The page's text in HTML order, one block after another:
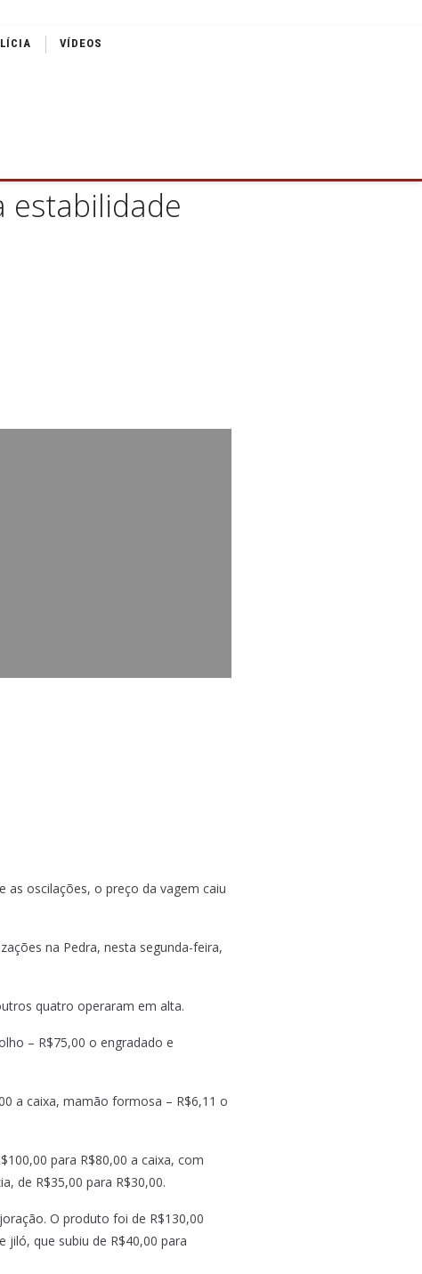
VÍDEOS
estabilidade
as oscilações, o preço da vagem caiu
na Pedra, nesta segunda-feira,
quatro operaram em alta.
– R$75,00 o engradado e
a caixa, mamão formosa – R$6,11 o
para R$80,00 a caixa, com
de R$35,00 para R$30,00.
O produto foi de R$130,00
jiló, que subiu de R$40,00 para